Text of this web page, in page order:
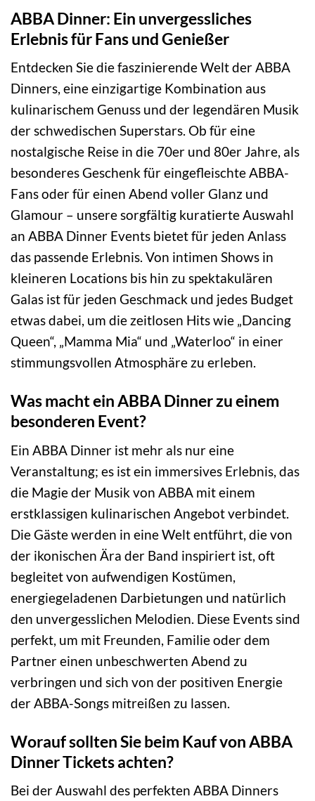
ABBA Dinner: Ein unvergessliches
Erlebnis für Fans und Genießer
Entdecken Sie die faszinierende Welt der ABBA
Dinners, eine einzigartige Kombination aus
kulinarischem Genuss und der legendären Musik
der schwedischen Superstars. Ob für eine
nostalgische Reise in die 70er und 80er Jahre, als
besonderes Geschenk für eingefleischte ABBA-
Fans oder für einen Abend voller Glanz und
Glamour – unsere sorgfältig kuratierte Auswahl
an ABBA Dinner Events bietet für jeden Anlass
das passende Erlebnis. Von intimen Shows in
kleineren Locations bis hin zu spektakulären
Galas ist für jeden Geschmack und jedes Budget
etwas dabei, um die zeitlosen Hits wie „Dancing
Queen“, „Mamma Mia“ und „Waterloo“ in einer
stimmungsvollen Atmosphäre zu erleben.
Was macht ein ABBA Dinner zu einem
besonderen Event?
Ein ABBA Dinner ist mehr als nur eine
Veranstaltung; es ist ein immersives Erlebnis, das
die Magie der Musik von ABBA mit einem
erstklassigen kulinarischen Angebot verbindet.
Die Gäste werden in eine Welt entführt, die von
der ikonischen Ära der Band inspiriert ist, oft
begleitet von aufwendigen Kostümen,
energiegeladenen Darbietungen und natürlich
den unvergesslichen Melodien. Diese Events sind
perfekt, um mit Freunden, Familie oder dem
Partner einen unbeschwerten Abend zu
verbringen und sich von der positiven Energie
der ABBA-Songs mitreißen zu lassen.
Worauf sollten Sie beim Kauf von ABBA
Dinner Tickets achten?
Bei der Auswahl des perfekten ABBA Dinners